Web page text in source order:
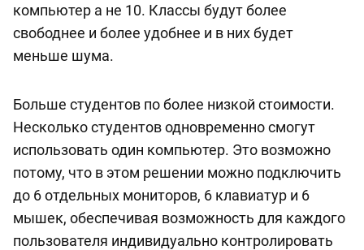
компьютер а не 10. Классы будут более
свободнее и более удобнее и в них будет
меньше шума.
Больше студентов по более низкой стоимости.
Несколько студентов одновременно смогут
использовать один компьютер. Это возможно
потому, что в этом решении можно подключить
до 6 отдельных мониторов, 6 клавиатур и 6
мышек, обеспечивая возможность для каждого
пользователя индивидуально контролировать